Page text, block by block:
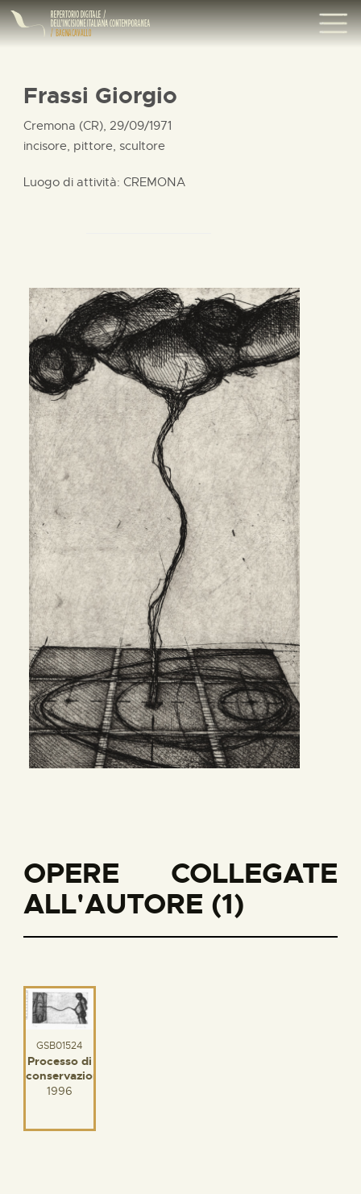
Frassi Giorgio
Cremona (CR), 29/09/1971
incisore, pittore, scultore
Luogo di attività: CREMONA
OPERE COLLEGATE
ALL'AUTORE (1)
GSB01524
Processo di
conservazione
1996